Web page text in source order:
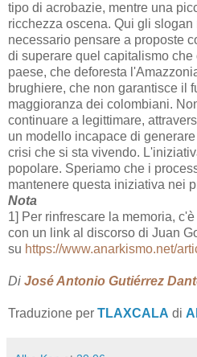
tipo di acrobazie, mentre una
ricchezza oscena. Qui gli
necessario pensare a proposte
di superare quel capitalismo che
paese, che deforesta
brughiere, che non garantisce il
maggioranza dei colombiani.
continuare a legittimare,
un modello incapace di
crisi che si sta vivendo.
popolare. Speriamo che i
mantenere questa iniziativa nei
Nota
1] Per rinfrescare la memoria,
con un link al discorso di Juan
su https://www.anarkismo.net/
Di José Antonio Gutiérrez
Traduzione per TLAXCALA di